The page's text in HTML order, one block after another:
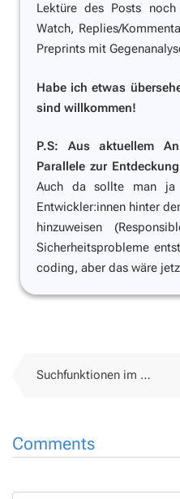
Lektüre des Posts
Watch, Replies/
Preprints mit
Habe ich etwas
sind willkommen!
P.S: Aus aktuellem
Parallele zur
Auch da sollte man ja
Entwickler:innen hinter
hinzuweisen
Sicherheitsprobleme
coding, aber das wäre
Suchfunktionen im Biblionetz massiv ausgebaut
Comments